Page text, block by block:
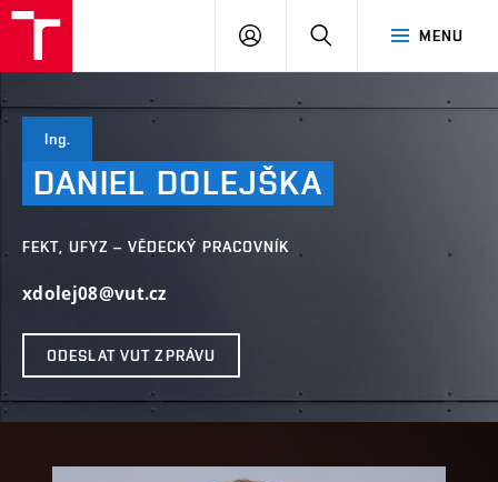
MENU
PŘIHLÁSIT
Ing.
DANIEL DOLEJŠKA
FEKT, UFYZ – VĚDECKÝ PRACOVNÍK
xdolej08@vut.cz
ODESLAT VUT ZPRÁVU